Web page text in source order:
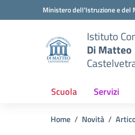
Vai ai contenuti
Vai al menu di navigazioneMinistero dell'Istruzione e del
Istituto
Di Matteo
Scuola Servizi
Home Novità